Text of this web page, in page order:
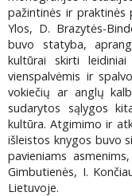
pažintinės ir praktinės
Ylos, D. Brazytės-
buvo statyba,
kultūrai skirti leidiniai
vienspalvėmis ir
vokiečių ar anglų
sudarytos sąlygos
kultūra. Atgimimo ir
išleistos knygos buvo
pavieniams
Gimbutienės, I.
Lietuvoje.